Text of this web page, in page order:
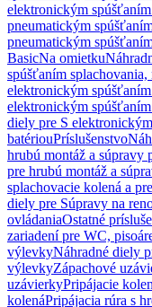
elektronickým
pneumatickým
pneumatickým
BasicNa omietku
spúšťaním splachovania,
elektronickým
elektronickým
diely pre S
batériouPríslušenstvo
hrubú montáž a súpravy
pre hrubú montáž a
splachovacie kolená a
diely pre Súpravy na
ovládaniaOstatné
zariadení pre WC,
výlevkyNáhradné diely
výlevkyZápachové
uzávierkyPripájacie
kolenáPripájacia rúra s